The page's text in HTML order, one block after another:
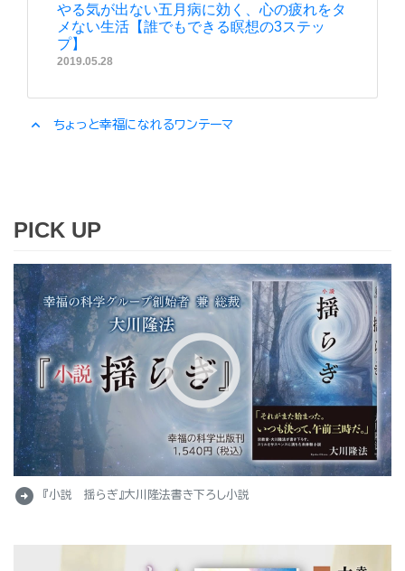
やる気が出ない五月病に効く、心の疲れをタ
メない生活【誰でもできる瞑想の3ステッ
プ】
2019.05.28
expand_less ちょっと幸福になれるワンテーマ
PICK UP
arrow_circle_right 『小説 揺らぎ』大川隆法書き下ろし小説